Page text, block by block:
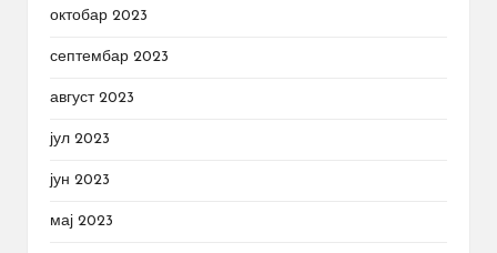
октобар 2023
септембар 2023
август 2023
јул 2023
јун 2023
мај 2023